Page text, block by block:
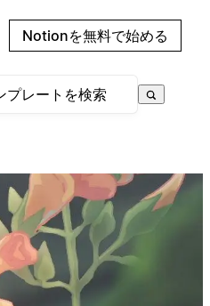
Notionを無料で始める